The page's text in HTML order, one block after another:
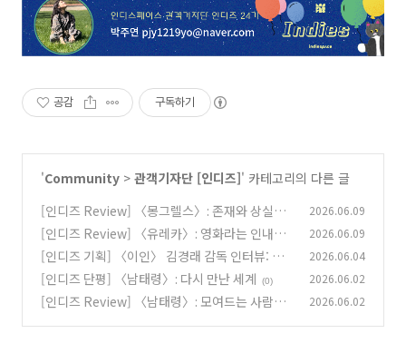
공감 구독하기
'Community > 관객기자단 [인디즈]' 카테고리의 다른 글
[인디즈 Review] 〈몽그렐스〉: 존재와 상실의
디아스포라
(0)
2026.06.09
[인디즈 Review] 〈유레카〉: 영화라는 인내심
테스트
(0)
2026.06.09
[인디즈 기획] 〈이인〉 김경래 감독 인터뷰: 지
속 가능한 즐거움을 향하여
(1)
2026.06.04
[인디즈 단평] 〈남태령〉: 다시 만난 세계 (0) 2026.06.02
[인디즈 Review] 〈남태령〉: 모여드는 사람의
2026.06.02